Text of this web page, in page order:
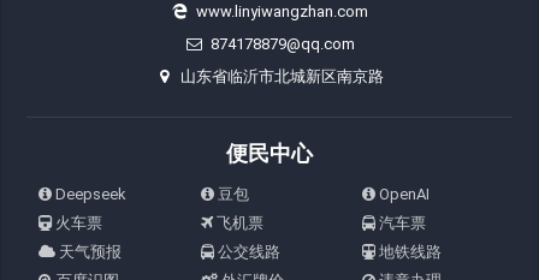
www.linyiwangzhan.com
874178879@qq.com
山东省临沂市北城新区南京路
便民中心
Deepseek 豆包
OpenAI
火车票
飞机票
汽车票
天气预报
公交线路
地铁线路